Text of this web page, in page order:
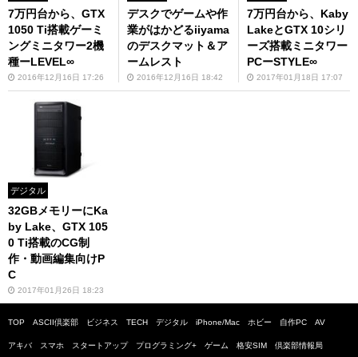
7万円台から、GTX
1050 Ti搭載ゲーミ
ングミニタワー2機
種ーLEVEL∞
2016年12月16日 17:26
デスクでゲームや作
業がはかどるiiyama
のデスクマット＆ア
ームレスト
2016年12月16日 18:42
7万円台から、Kaby
LakeとGTX 10シリ
ーズ搭載ミニタワー
PCーSTYLE∞
2017年01月18日 17:07
デジタル
32GBメモリーにKa
by Lake、GTX 105
0 Ti搭載のCG制
作・動画編集向けP
C
2017年01月26日 18:23
TOP ASCII倶楽部 ビジネス TECH デジタル iPhone/Mac ホビー 自作PC AV
アキバ スマホ スタートアップ プログラミング+ ゲーム 格安SIM 倶楽部情報局